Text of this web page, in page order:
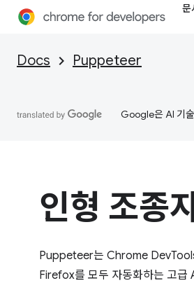
문
Docs Puppeteer
Google은 AI 기
인형 조종
Puppeteer는 Chrome
Firefox를 모두 자동화하는 고급